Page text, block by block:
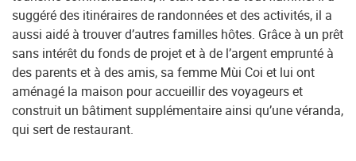
suggéré des itinéraires de randonnées et des activités, il a
aussi aidé à trouver d’autres familles hôtes. Grâce à un prêt
sans intérêt du fonds de projet et à de l’argent emprunté à
des parents et à des amis, sa femme Mùi Coi et lui ont
aménagé la maison pour accueillir des voyageurs et
construit un bâtiment supplémentaire ainsi qu’une véranda,
qui sert de restaurant.